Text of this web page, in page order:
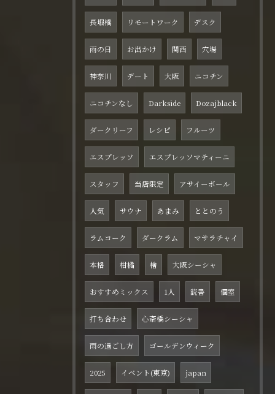
長堀橋 リモートワーク デスク
雨の日 お出かけ 関西 穴場
神奈川 デート 大阪 ニコチン
ニコチンなし Darkside Dozajblack
ダークリーフ レシピ フルーツ
エスプレッソ エスプレッソマティーニ
スタッフ 当店限定 アサイーボール
人気 サウナ あまみ ととのう
ラムコーク ダークラム マサラチャイ
本格 柑橘 檜 大阪シーシャ
おすすめミックス 1人 読書 個室
打ち合わせ 心斎橋シーシャ
雨の過ごし方 ゴールデンウィーク
2025 イベント(東京) japan